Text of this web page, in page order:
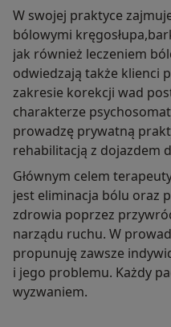
W swojej praktyce
bólowymi
jak również leczeniem
odwiedzają także klienci
zakresie korekcji wad
charakterze
prowadzę prywatną
rehabilitacją z dojazdem
Głównym celem
jest eliminacja bólu oraz
zdrowia poprzez
narządu ruchu. W
propunuję zawsze
i jego problemu. Każdy
wyzwaniem.